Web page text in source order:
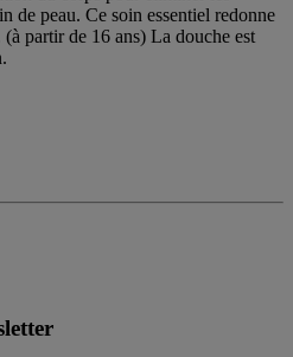
de peau. Ce soin essentiel redonne
partir de 16 ans) La douche est